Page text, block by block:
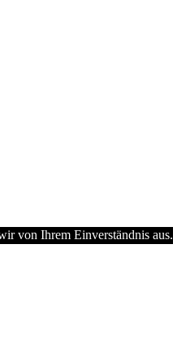
von Ihrem Einverständnis aus.